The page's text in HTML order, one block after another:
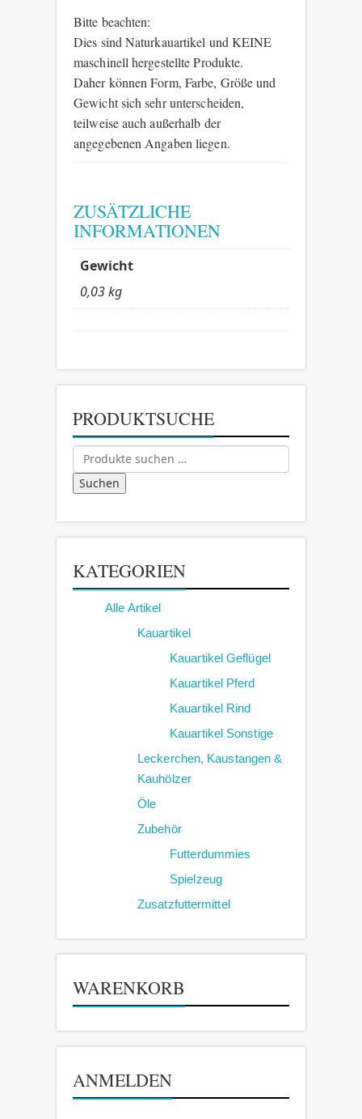
Bitte beachten:
Dies sind Naturkauartikel und KEINE
maschinell hergestellte Produkte.
Daher können Form, Farbe, Größe und
Gewicht sich sehr unterscheiden,
teilweise auch außerhalb der
angegebenen Angaben liegen.
ZUSÄTZLICHE
INFORMATIONEN
Gewicht
0,03 kg
PRODUKTSUCHE
Suchen
nach:
Suchen
KATEGORIEN
Alle Artikel
Kauartikel
Kauartikel Geflügel
Kauartikel Pferd
Kauartikel Rind
Kauartikel Sonstige
Leckerchen, Kaustangen &
Kauhölzer
Öle
Zubehör
Futterdummies
Spielzeug
Zusatzfuttermittel
WARENKORB
ANMELDEN